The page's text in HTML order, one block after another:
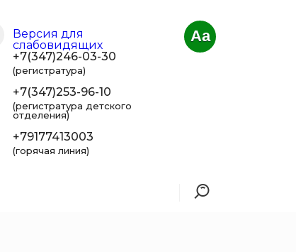
Версия для
слабовидящих
+7(347)246-03-30
(регистратура)
+7(347)253-96-10
(регистратура детского
отделения)
+79177413003
(горячая линия)
Aa